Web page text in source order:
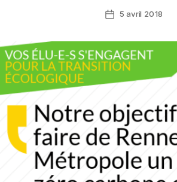
Date5 avril 2018